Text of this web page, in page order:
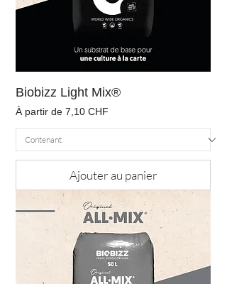
Biobizz Light Mix®
À partir de 7,10 CHF
Prix promotionnel
Ajouter au panier